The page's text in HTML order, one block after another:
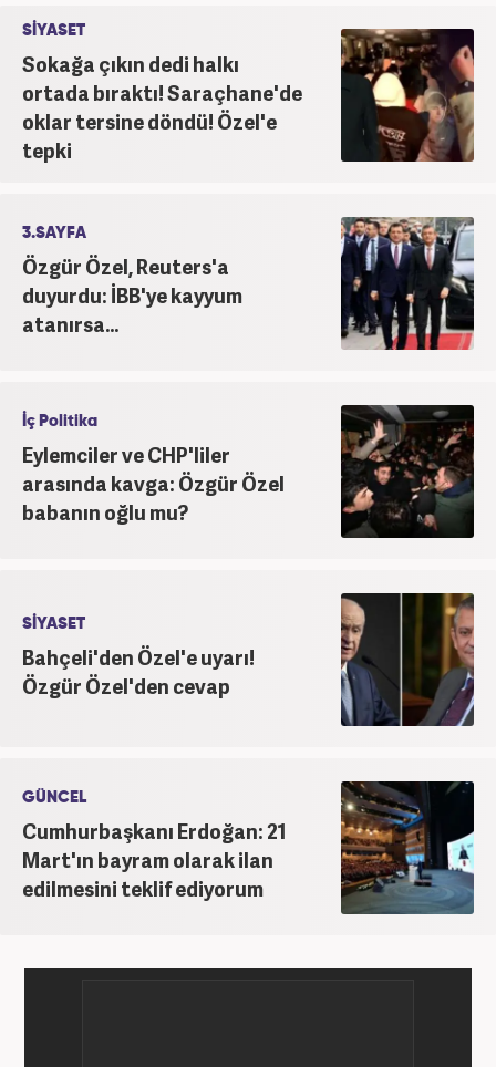
SİYASET
Sokağa çıkın dedi halkı
ortada bıraktı! Saraçhane'de
oklar tersine döndü! Özel'e
tepki
3.SAYFA
Özgür Özel, Reuters'a
duyurdu: İBB'ye kayyum
atanırsa...
İç Politika
Eylemciler ve CHP'liler
arasında kavga: Özgür Özel
babanın oğlu mu?
SİYASET
Bahçeli'den Özel'e uyarı!
Özgür Özel'den cevap
GÜNCEL
Cumhurbaşkanı Erdoğan: 21
Mart'ın bayram olarak ilan
edilmesini teklif ediyorum